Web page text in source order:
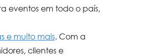
eventosem todo o país,
e muito mais. Com a
clientes e